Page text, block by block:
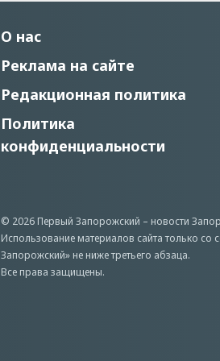
О нас
Реклама на сайте
Редакционная политика
Политика
конфиденциальности
© 2026 Первый Запорожский – новости
Использование материалов сайта только со
Запорожский» не ниже третьего абзаца.
Все права защищены.